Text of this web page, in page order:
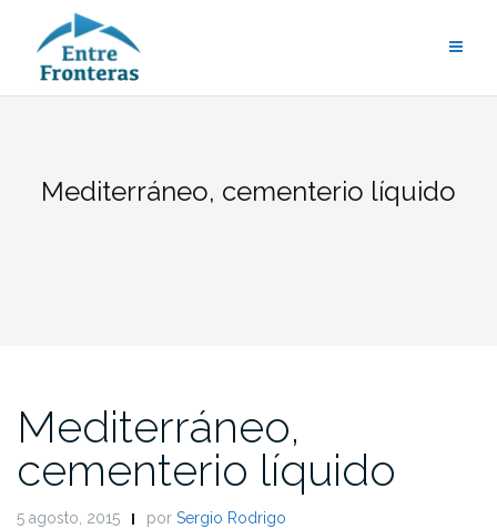
contenido
Mediterráneo, cementerio líquido
Mediterráneo,
cementerio líquido
5 agosto, 2015 por Sergio Rodrigo